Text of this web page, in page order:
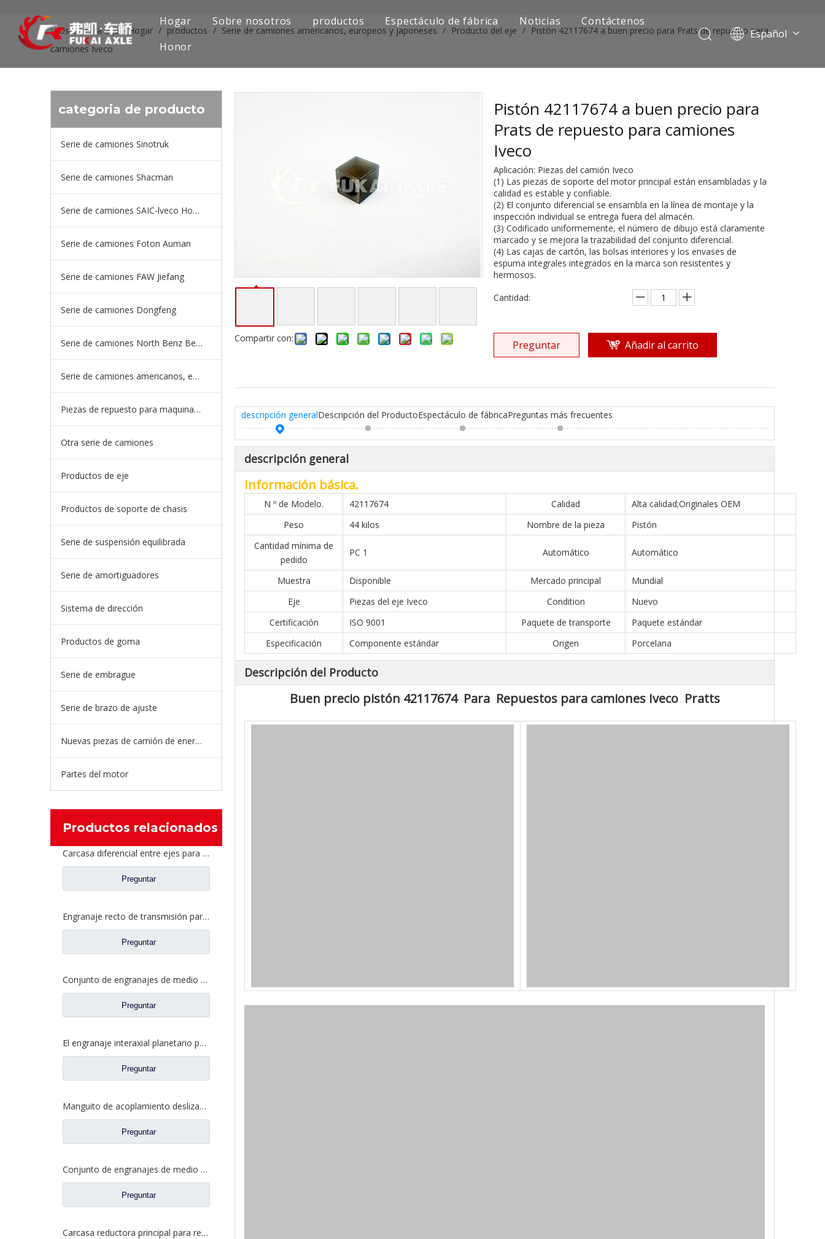
Hogar Sobre nosotros productos
Serie de camiones SAIC-lveco Hongyan
Serie de camiones FAW Jiefang
Serie de camiones Dongfeng
Serie de camiones europea y japonesa
Piezas de repuesto para maquinaria de ingeniería de camiones mineros
Espectáculo de fábrica Noticias
Contáctenos
Honor
Español
Pусский
العربية
Usted está aquí: Hogar / productos / Serie de camiones americanos, europeos y japoneses / Producto del eje / Pistón 42117674 a buen precio para Prats de repuesto para
camiones Iveco
categoria de producto
Serie de camiones Sinotruk
Serie de camiones Shacman
Serie de camiones SAIC-lveco Hongyan
Serie de camiones Foton Auman
Serie de camiones FAW Jiefang
Serie de camiones Dongfeng
Serie de camiones North Benz Beiben
Serie de camiones americanos, europeos y japoneses
Piezas de repuesto para maquinaria de ingeniería de camiones mineros
Otra serie de camiones
Productos de eje
Productos de soporte de chasis
Serie de suspensión equilibrada
Serie de amortiguadores
Sistema de dirección
Productos de goma
Serie de embrague
Serie de brazo de ajuste
Nuevas piezas de camión de energía
Partes del motor
Productos relacionados
Carcasa diferencial entre ejes para piezas de camiones Fuwa AZ0042M0-8
Preguntar
Engranaje recto de transmisión para piezas de camiones Fuwa CD0406M0-2
Preguntar
Conjunto de engranajes de medio eje trasero para repuestos de camiones Ford CE0400A0-5
Preguntar
El engranaje interaxial planetario para el eje trasero de Fuhua parte CF0040M0-8
Preguntar
Manguito de acoplamiento deslizante entre ejes para repuestos de camiones de eje Fuwa 330 BF0044M0-1
Preguntar
Conjunto de engranajes de medio eje trasero para repuestos de camiones Ford CD0041A0-6
Preguntar
Carcasa reductora principal para repuestos de camiones Ford con eje Fuwa 2SBA0001A0-7
Compartir con:
Pistón 42117674 a buen precio para
Prats de repuesto para camiones
Iveco
Aplicación: Piezas del camión Iveco
(1) Las piezas de soporte del motor principal están ensambladas y la
calidad es estable y confiable.
(2) El conjunto diferencial se ensambla en la línea de montaje y la
inspección individual se entrega fuera del almacén.
(3) Codificado uniformemente, el número de dibujo está claramente
marcado y se mejora la trazabilidad del conjunto diferencial.
(4) Las cajas de cartón, las bolsas interiores y los envases de
espuma integrales integrados en la marca son resistentes y
hermosos.
Cantidad:
Preguntar Añadir al carrito
descripción generalDescripción del ProductoEspectáculo de fábricaPreguntas más frecuentes
descripción general
Información básica.
N º de Modelo. 42117674 Calidad
Alta calidad;Originales OEM
Peso
44 kilos Nombre de la pieza
Pistón
Cantidad mínima de
pedido
PC 1 Automático Automático
Muestra Disponible Mercado principal
Mundial
Eje
Piezas del eje Iveco Condition
Nuevo
Certificación
ISO 9001 Paquete de transporte
Paquete estándar
Especificación
Componente estándar Origen Porcelana
Descripción del Producto
Buen precio pistón 42117674 Para Repuestos para camiones Iveco Pratts